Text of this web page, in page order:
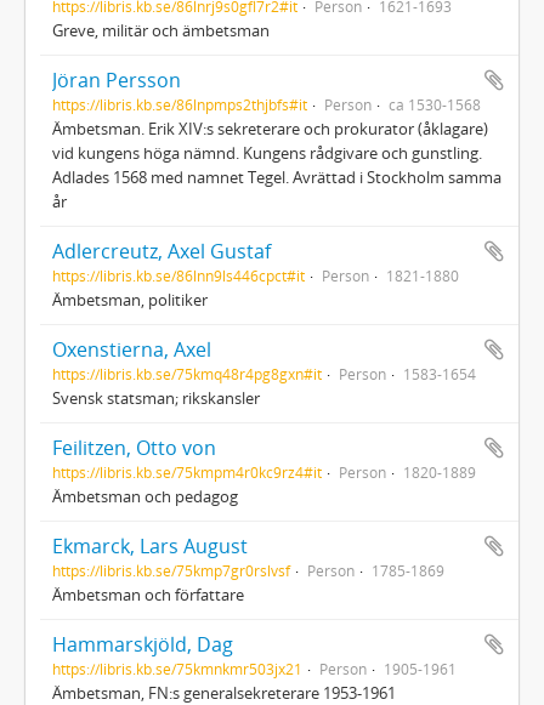
https://libris.kb.se/86lnrj9s0gfl7r2#it Person 1621-1693
Greve, militär och ämbetsman
Jöran Persson
https://libris.kb.se/86lnpmps2thjbfs#it Person ca 1530-1568
Ämbetsman. Erik XIV:s sekreterare och prokurator (åklagare)
vid kungens höga nämnd. Kungens rådgivare och gunstling.
Adlades 1568 med namnet Tegel. Avrättad i Stockholm samma
år
Adlercreutz, Axel Gustaf
https://libris.kb.se/86lnn9ls446cpct#it Person 1821-1880
Ämbetsman, politiker
Oxenstierna, Axel
https://libris.kb.se/75kmq48r4pg8gxn#it Person 1583-1654
Svensk statsman; rikskansler
Feilitzen, Otto von
https://libris.kb.se/75kmpm4r0kc9rz4#it Person 1820-1889
Ämbetsman och pedagog
Ekmarck, Lars August
https://libris.kb.se/75kmp7gr0rslvsf Person 1785-1869
Ämbetsman och författare
Hammarskjöld, Dag
https://libris.kb.se/75kmnkmr503jx21 Person 1905-1961
Ämbetsman, FN:s generalsekreterare 1953-1961